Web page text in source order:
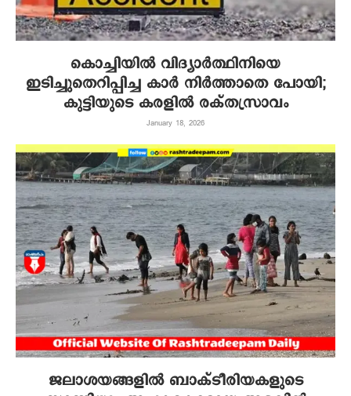
കൊച്ചിയിൽ വിദ്യാർത്ഥിനിയെ
ഇടിച്ചുതെറിപ്പിച്ച കാർ നിർത്താതെ പോയി;
കുട്ടിയുടെ കരളിൽ രക്തസ്രാവം
January 18, 2026
ജലാശയങ്ങളിൽ ബാക്ടീരിയകളുടെ